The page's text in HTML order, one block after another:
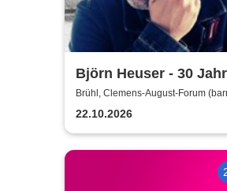
Björn Heuser - 30
Jubiläumskonzert
Brühl, Clemens-August-Forum
22.10.2026